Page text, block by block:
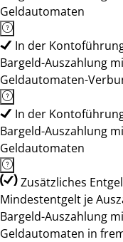
Geldautomaten
In der
Bargeld-Auszahlung
Geldautomaten-
In der
Bargeld-Auszahlung
Geldautomaten
Zusätzliches
Mindestentgelt je
Bargeld-Auszahlung
Geldautomaten in